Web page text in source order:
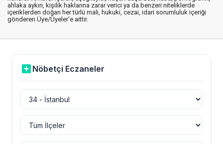
ahlaka aykırı, kişilik haklarına zarar verici ya da benzeri niteliklerde
içeriklerden doğan her türlü mali, hukuki, cezai, idari sorumluluk içeriği
gönderen Üye/Üyeler’e aittir.